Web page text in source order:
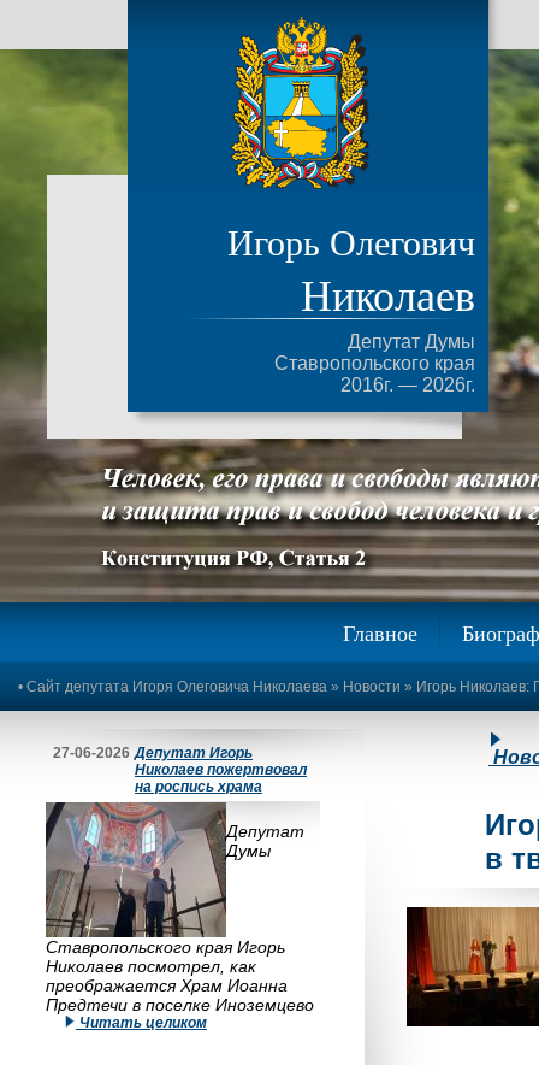
Игорь Олегович
Николаев
Депутат Думы
Ставропольского края
2016г. — 2026г.
Главное
• Сайт депутата Игоря Олеговича Николаева » Новости » Игорь Николаев:
27-06-2026 Депутат Игорь
Николаев пожертвовал
на роспись храма
Депутат
Думы
Ставропольского края Игорь
Николаев посмотрел, как
преображается Храм Иоанна
Предтечи в поселке Иноземцево
Читать целиком
в